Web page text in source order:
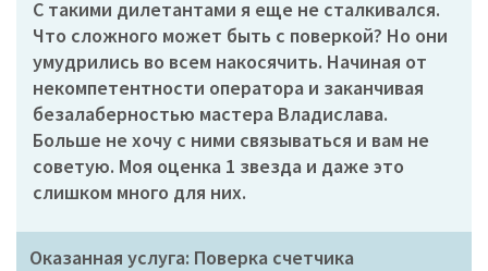
С такими дилетантами я еще не сталкивался.
Что сложного может быть с поверкой? Но они
умудрились во всем накосячить. Начиная от
некомпетентности оператора и заканчивая
безалаберностью мастера Владислава.
Больше не хочу с ними связываться и вам не
советую. Моя оценка 1 звезда и даже это
слишком много для них.
Оказанная услуга: Поверка счетчика